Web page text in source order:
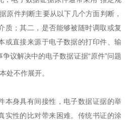
原件判断主要从以下几个方面判断，
质；其二，是否能够被随时调取或复
或直接来源于电子数据的打印件、输
议解决中的电子数据证据“原件”问题
处不作展开。
本身具有间接性，电子数据证据的举
实性的比对带来困难。传统书证的涂